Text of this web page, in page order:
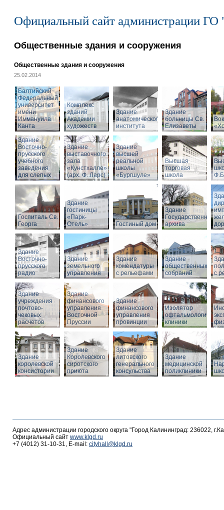
Официальный сайт администрации ГО
Общественные здания и сооружения
Общественные здания и сооружения
25.02.2014
Балтийский
Федеральный
университет
имени
Иммануила
Канта
Комплекс
зданий
Академии
художеств
Здание
анатомического
института
Здание
больницы Св.
Елизаветы
Здание
Восточно-
прусского
учебного
заведения
для слепых
Здание
выставочного
зала
«Кунстхалле»
(арх. Ф. Ларс)
Здание
высшей
реальной
школы
«Бургшуле»
Высшая
торговая
школа
Госпиталь Св.
Георга
Здание
гостиницы
«Парк-
Отель»
Гостиный дом
Здание
Государственного
архива
Здание
Восточно-
прусского
радио
Здание
земельного
управления
Здание
комендатуры
с рельефами
Здание
общественных
собраний
с
Здание
учреждения
почтово-
чековых
расчетов
Здание
финансового
управления
Восточной
Пруссии
Здание
финансового
управления
провинции
Изолятор
клиники
Здание
королевской
консистории
Здание
Королевского
сиротского
приюта
Здание
литовского
генерального
консульства
Здание
медицинской
поликлиники
Адрес администрации городского округа "Город Калининград: 236022,
Официальный сайт www.klgd.ru
+7 (4012) 31-10-31, E-mail: cityhall@klgd.ru